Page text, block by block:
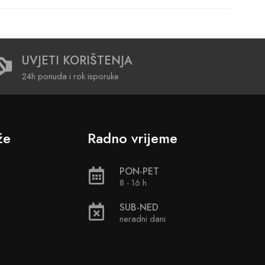
UVJETI KORIŠTENJA
24h ponuda i rok isporuke
Radno vrijeme
PON-PET
8 - 16 h
SUB-NED
neradni dani